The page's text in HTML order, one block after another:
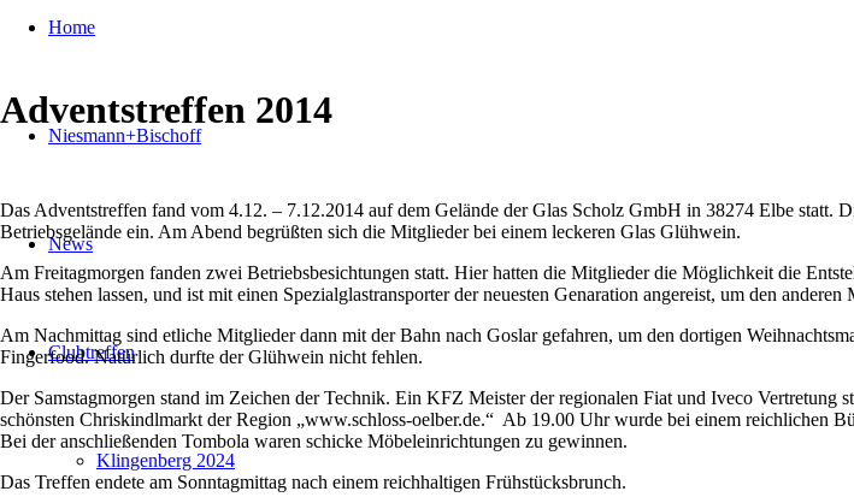
Home
Niesmann+Bischoff
News
Clubtreffen
Klingenberg 2024
Adventstreffen 2014
Das Adventstreffen fand vom 4.12. – 7.12.2014 auf dem Gelände der Glas Scholz GmbH in 38274 Elbe statt.
Betriebsgelände ein. Am Abend begrüßten sich die Mitglieder bei einem leckeren Glas Glühwein.
Am Freitagmorgen fanden zwei Betriebsbesichtungen statt. Hier hatten die Mitglieder die Möglichkeit die
Haus stehen lassen, und ist mit einen Spezialglastransporter der neuesten Genaration angereist, um den
Am Nachmittag sind etliche Mitglieder dann mit der Bahn nach Goslar gefahren, um den dortigen
Fingerfood. Natürlich durfte der Glühwein nicht fehlen.
Der Samstagmorgen stand im Zeichen der Technik. Ein KFZ Meister der regionalen Fiat und Iveco
schönsten Chriskindlmarkt der Region „www.schloss-oelber.de.“ Ab 19.00 Uhr wurde bei einem reichlichen
Bei der anschließenden Tombola waren schicke Möbeleinrichtungen zu gewinnen.
Das Treffen endete am Sonntagmittag nach einem reichhaltigen Frühstücksbrunch.